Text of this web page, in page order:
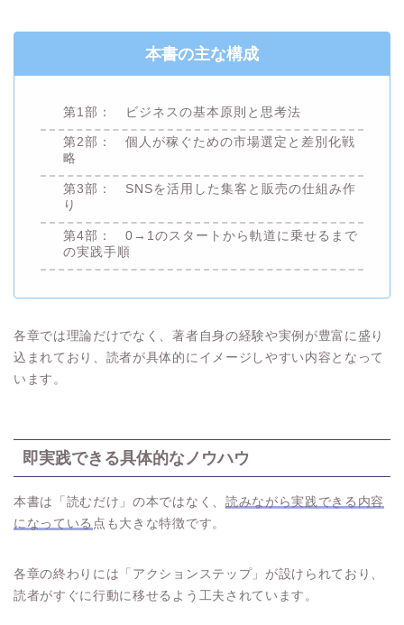
本書の主な構成
第1部： ビジネスの基本原則と思考法
第2部： 個人が稼ぐための市場選定と差別化戦
略
第3部： SNSを活用した集客と販売の仕組み作
り
第4部： 0→1のスタートから軌道に乗せるまで
の実践手順
各章では理論だけでなく、著者自身の経験や実例が豊富に盛り
込まれており、読者が具体的にイメージしやすい内容となって
います。
即実践できる具体的なノウハウ
本書は「読むだけ」の本ではなく、 読みながら実践できる内容
になっている 点も大きな特徴です。
各章の終わりには「アクションステップ」が設けられており、
読者がすぐに行動に移せるよう工夫されています。